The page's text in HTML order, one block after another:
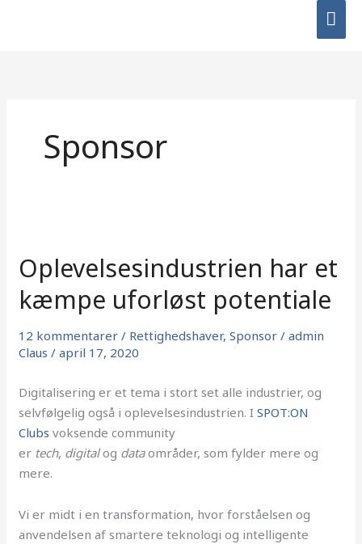
Sponsor
Oplevelsesindustrien har et
kæmpe uforløst potentiale
12 kommentarer / Rettighedshaver,Sponsor /admin
Claus/april 17, 2020
Digitalisering er et tema i stort set alle industrier, og
selvfølgelig også i oplevelsesindustrien. ISPOT:ON
Clubs voksende community
er tech, digitalog dataområder, som fylder mere og
mere.
Vi er midt i en transformation, hvor forståelsen og
anvendelsen af smartere teknologi og intelligente
et
kæmpe
uforløst